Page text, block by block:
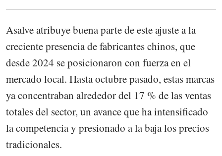
Asalve atribuye buena parte de este ajuste a la
creciente presencia de fabricantes chinos, que
desde 2024 se posicionaron con fuerza en el
mercado local. Hasta octubre pasado, estas marcas
ya concentraban alrededor del 17 % de las ventas
totales del sector, un avance que ha intensificado
la competencia y presionado a la baja los precios
tradicionales.